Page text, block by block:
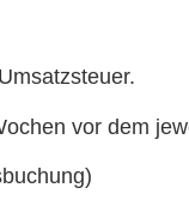
vor dem